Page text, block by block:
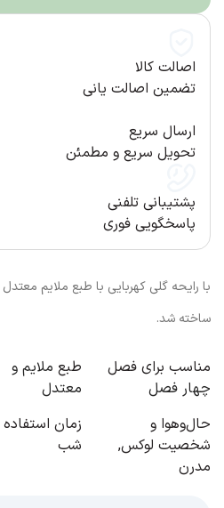
اصالت کالا
تضمین اصالت یانی
ارسال سریع
تحویل سریع و مطمئن
پشتیبانی تلفنی
پاسخگویی فوری
ساخته شد.
مناسب برای فصل
چهار فصل
طبع ملایم و
معتدل
حال‌و‌هوا و
شخصیت لوکس,
مدرن
زمان استفاده
شب